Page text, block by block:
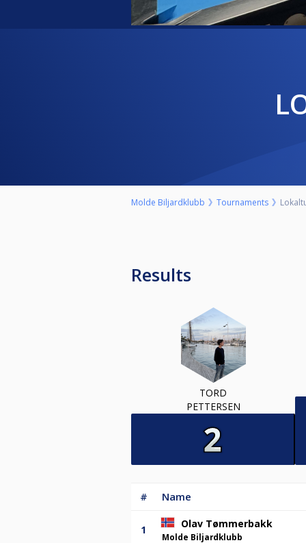
Molde Biljardklubb Tournaments
Results
TORD
PETTERSEN
# Name
1 Olav Tømmerbakk
Molde Biljardklubb